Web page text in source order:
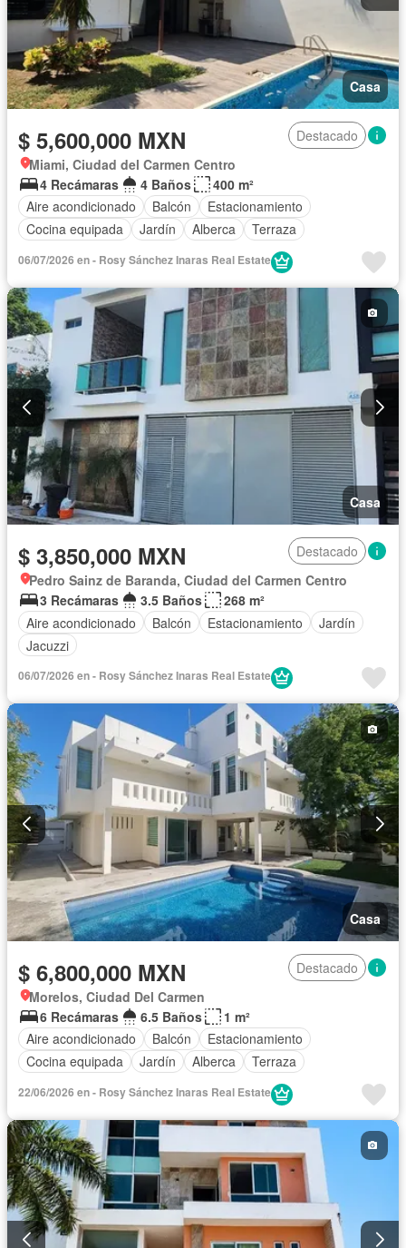
Casa
$ 5,600,000 MXN
Destacado
Miami, Ciudad del Carmen Centro
4 Recámaras
4 Baños
400 m²
Aire acondicionado
Balcón
Estacionamiento
Cocina equipada
Jardín Alberca Terraza
06/07/2026 en - Rosy Sánchez Inaras Real Estate
Casa
$ 3,850,000 MXN
Destacado
Pedro Sainz de Baranda, Ciudad del Carmen Centro
3 Recámaras
3.5 Baños
268 m²
Aire acondicionado
Balcón Estacionamiento
Jardín
Jacuzzi
06/07/2026 en - Rosy Sánchez Inaras Real Estate
Casa
$ 6,800,000 MXN
Destacado
Morelos, Ciudad Del Carmen
6 Recámaras
6.5 Baños
1 m²
Aire acondicionado
Balcón
Estacionamiento
Cocina equipada
Jardín Alberca Terraza
22/06/2026 en - Rosy Sánchez Inaras Real Estate